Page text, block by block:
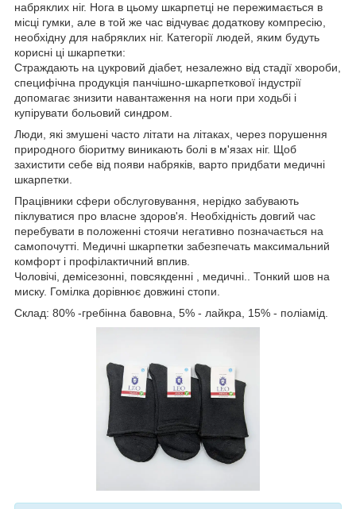
набряклих ніг. Нога в цьому шкарпетці не пережимається в
місці гумки, але в той же час відчуває додаткову компресію,
необхідну для набряклих ніг. Категорії людей, яким будуть
корисні ці шкарпетки:
Страждають на цукровий діабет, незалежно від стадії хвороби,
специфічна продукція панчішно-шкарпеткової індустрії
допомагає знизити навантаження на ноги при ходьбі і
купірувати больовий синдром.
Люди, які змушені часто літати на літаках, через порушення
природного біоритму виникають болі в м'язах ніг. Щоб
захистити себе від появи набряків, варто придбати медичні
шкарпетки.
Працівники сфери обслуговування, нерідко забувають
піклуватися про власне здоров'я. Необхідність довгий час
перебувати в положенні стоячи негативно позначається на
самопочутті. Медичні шкарпетки забезпечать максимальний
комфорт і профілактичний вплив.
Чоловічі, демісезонні, повсякденні , медичні.. Тонкий шов на
миску. Гомілка дорівнює довжині стопи.
Склад: 80% -гребінна бавовна, 5% - лайкра, 15% - поліамід.